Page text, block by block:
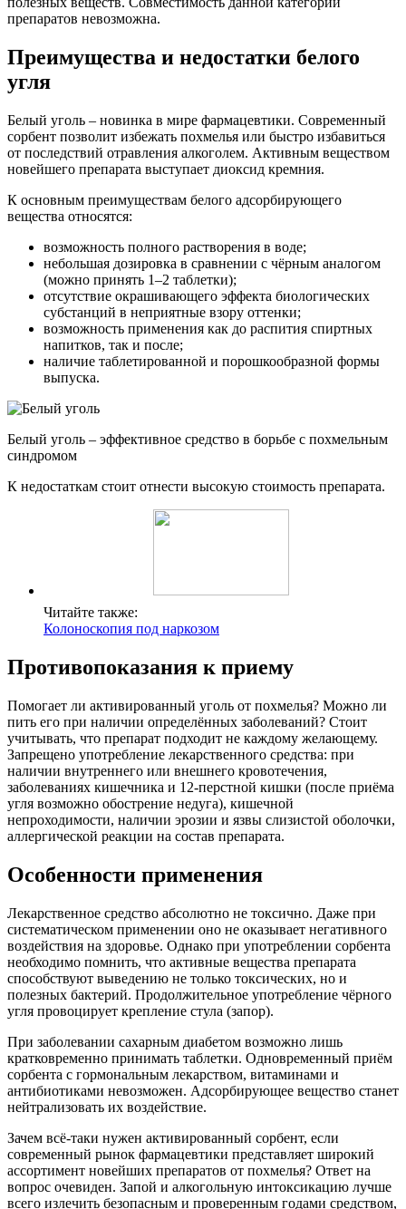
препаратов невозможна.
Преимущества и недостатки белого
угля
Белый уголь – новинка в мире фармацевтики. Современный
сорбент позволит избежать похмелья или быстро избавиться
от последствий отравления алкоголем. Активным веществом
новейшего препарата выступает диоксид кремния.
К основным преимуществам белого адсорбирующего
вещества относятся:
возможность полного растворения в воде;
небольшая дозировка в сравнении с чёрным аналогом
(можно принять 1–2 таблетки);
отсутствие окрашивающего эффекта биологических
субстанций в неприятные взору оттенки;
возможность применения как до распития спиртных
напитков, так и после;
наличие таблетированной и порошкообразной формы
выпуска.
Белый уголь – эффективное средство в борьбе с похмельным
синдромом
К недостаткам стоит отнести высокую стоимость препарата.
Читайте также:
Колоноскопия под наркозом
Противопоказания к приему
Помогает ли активированный уголь от похмелья? Можно ли
пить его при наличии определённых заболеваний? Стоит
учитывать, что препарат подходит не каждому желающему.
Запрещено употребление лекарственного средства: при
наличии внутреннего или внешнего кровотечения,
заболеваниях кишечника и 12-перстной кишки (после приёма
угля возможно обострение недуга), кишечной
непроходимости, наличии эрозии и язвы слизистой оболочки,
аллергической реакции на состав препарата.
Особенности применения
Лекарственное средство абсолютно не токсично. Даже при
систематическом применении оно не оказывает негативного
воздействия на здоровье. Однако при употреблении сорбента
необходимо помнить, что активные вещества препарата
способствуют выведению не только токсических, но и
полезных бактерий. Продолжительное употребление чёрного
угля провоцирует крепление стула (запор).
При заболевании сахарным диабетом возможно лишь
кратковременно принимать таблетки. Одновременный приём
сорбента с гормональным лекарством, витаминами и
антибиотиками невозможен. Адсорбирующее вещество станет
нейтрализовать их воздействие.
Зачем всё-таки нужен активированный сорбент, если
современный рынок фармацевтики представляет широкий
ассортимент новейших препаратов от похмелья? Ответ на
вопрос очевиден. Запой и алкогольную интоксикацию лучше
всего излечить безопасным и проверенным годами средством,